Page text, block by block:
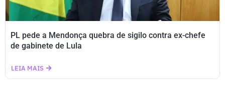
PL pede a Mendonça quebra de sigilo contra ex-chefe
de gabinete de Lula
LEIA MAIS